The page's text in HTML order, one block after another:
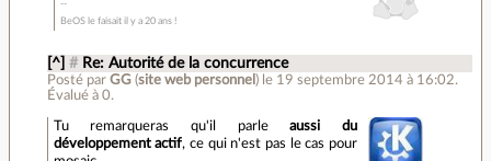
BeOS le faisait il y a 20 ans !
[^] # Re: Autorité de la concurrence
Posté par GG(site web personnel ) le 19 septembre 2014 à 16:02.
Évalué à 0.
Tu remarqueras qu'il parleaussi du
développement actif, ce qui n'est pas le cas pour